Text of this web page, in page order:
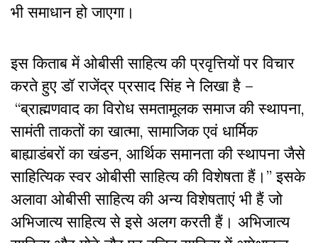
भी समाधान हो जाएगा।
इस किताब में ओबीसी साहित्य की प्रवृत्तियों पर विचार
करते हुए डॉ राजेंद्र प्रसाद सिंह ने लिखा है –
“ब्राह्मणवाद का विरोध समतामूलक समाज की स्थापना,
सामंती ताकतों का खात्मा, सामाजिक एवं धार्मिक
बाह्याडंबरों का खंडन, आर्थिक समानता की स्थापना जैसे
साहित्यिक स्वर ओबीसी साहित्य की विशेषता हैं।” इसके
अलावा ओबीसी साहित्य की अन्य विशेषताएं भी हैं जो
अभिजात्य साहित्य से इसे अलग करती हैं। अभिजात्य